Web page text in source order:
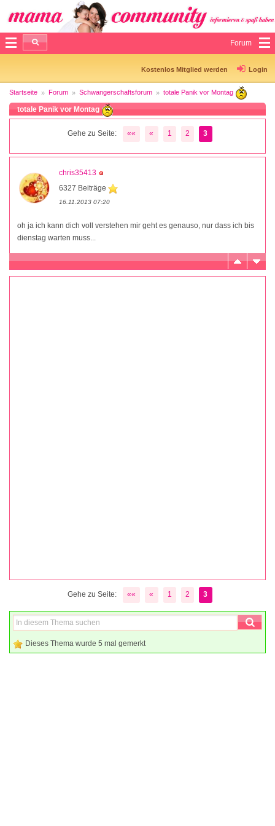
Forum
Kostenlos Mitglied werden Login
Startseite Forum Schwangerschaftsforum totale Panik vor Montag
totale Panik vor Montag
Gehe zu Seite: «« « 1 2 3
chris35413
6327 Beiträge
16.11.2013 07:20
oh ja ich kann dich voll verstehen mir geht es genauso, nur dass ich bis
dienstag warten muss...
Gehe zu Seite: «« « 1 2 3
Dieses Thema wurde 5 mal gemerkt